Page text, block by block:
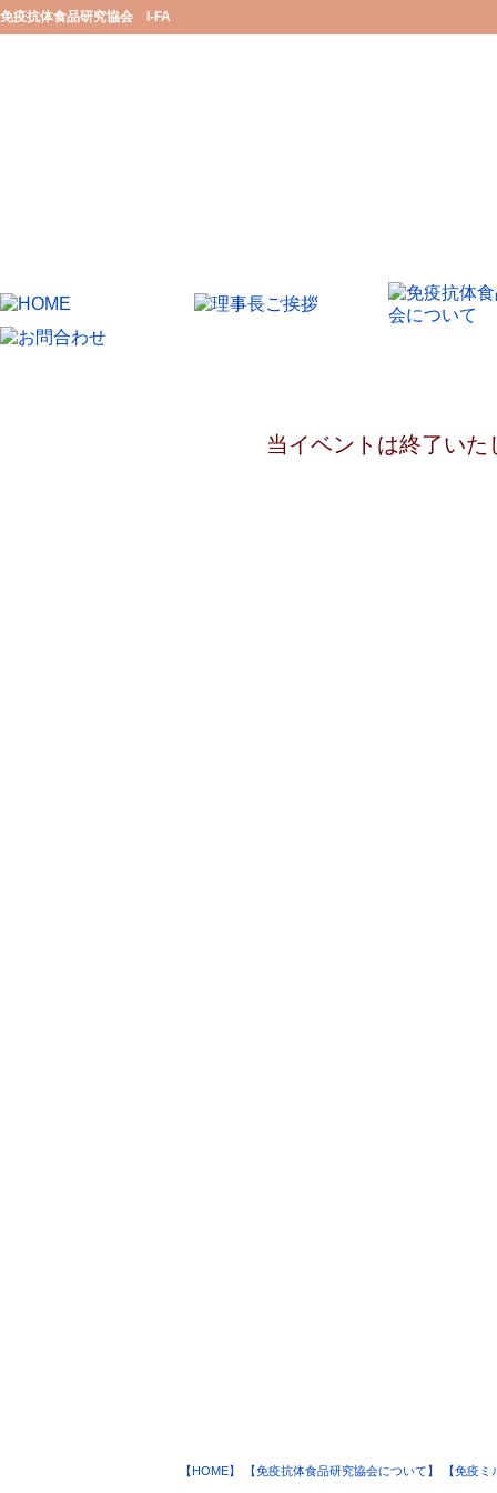
免疫抗体食品研究協会 I-FA
当イベントは終了いた
【HOME】 【免疫抗体食品研究協会について】 【免疫